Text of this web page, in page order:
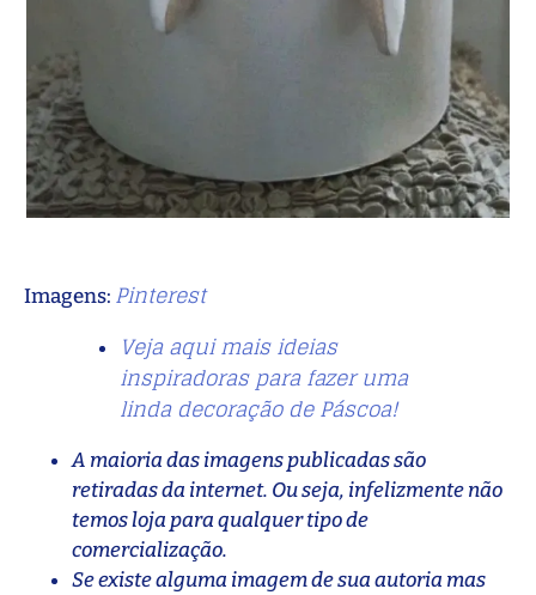
Imagens: Pinterest
Veja aqui mais ideias
inspiradoras para fazer uma
linda decoração de Páscoa!
A maioria das imagens publicadas são
retiradas da internet. Ou seja, infelizmente não
temos loja para qualquer tipo de
comercialização.
Se existe alguma imagem de sua autoria mas